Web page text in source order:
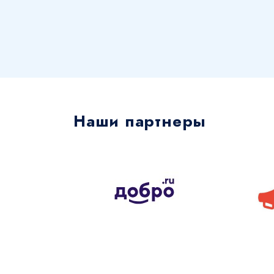
Наши партнеры